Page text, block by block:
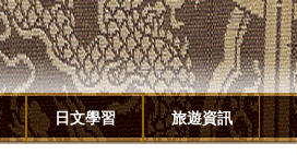
日文學習 旅遊資訊